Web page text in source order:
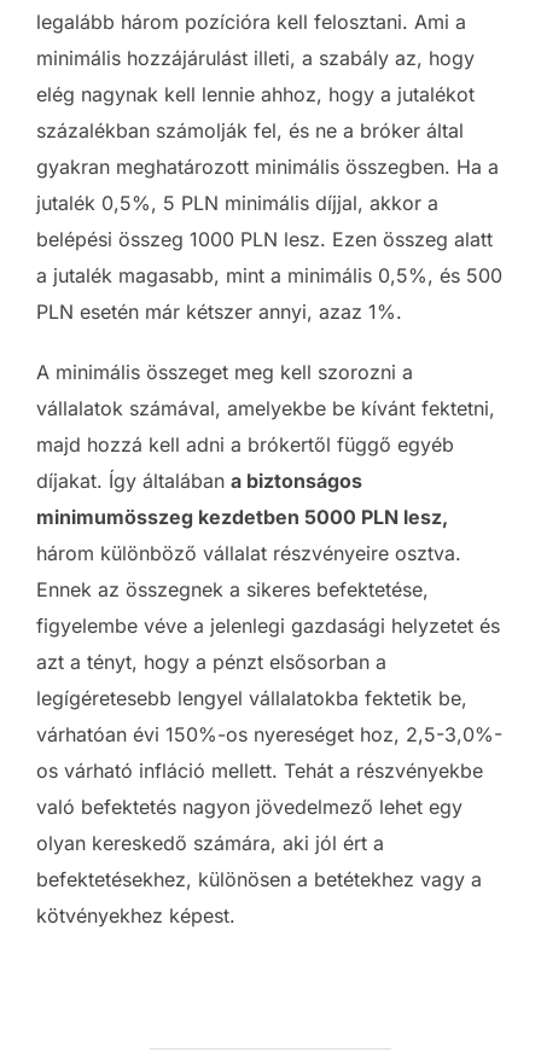
legalább három pozícióra kell felosztani. Ami a
minimális hozzájárulást illeti, a szabály az, hogy
elég nagynak kell lennie ahhoz, hogy a jutalékot
százalékban számolják fel, és ne a bróker által
gyakran meghatározott minimális összegben. Ha a
jutalék 0,5%, 5 PLN minimális díjjal, akkor a
belépési összeg 1000 PLN lesz. Ezen összeg alatt
a jutalék magasabb, mint a minimális 0,5%, és 500
PLN esetén már kétszer annyi, azaz 1%.
A minimális összeget meg kell szorozni a
vállalatok számával, amelyekbe be kívánt fektetni,
majd hozzá kell adni a brókertől függő egyéb
díjakat. Így általában a biztonságos
minimumösszeg kezdetben 5000 PLN lesz,
három különböző vállalat részvényeire osztva.
Ennek az összegnek a sikeres befektetése,
figyelembe véve a jelenlegi gazdasági helyzetet és
azt a tényt, hogy a pénzt elsősorban a
legígéretesebb lengyel vállalatokba fektetik be,
várhatóan évi 150%-os nyereséget hoz, 2,5-3,0%-
os várható infláció mellett. Tehát a részvényekbe
való befektetés nagyon jövedelmező lehet egy
olyan kereskedő számára, aki jól ért a
befektetésekhez, különösen a betétekhez vagy a
kötvényekhez képest.